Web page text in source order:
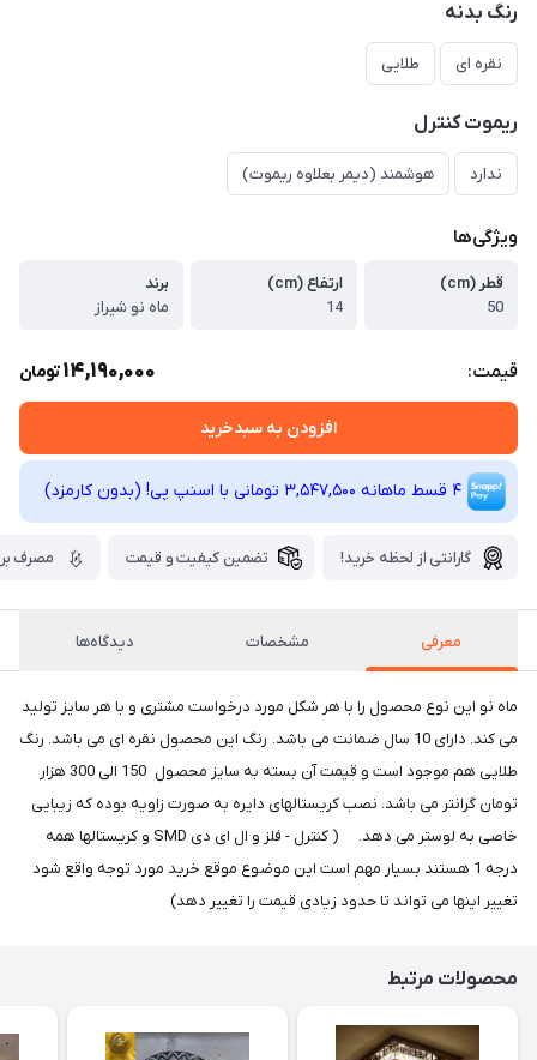
رنگ بدنه
نقره ای طلایی
ریموت کنترل
ندارد هوشمند (دیمر بعلاوه ریموت)
ویژگی‌ها
قطر (cm)
50
ارتفاع (cm)
14
برند
ماه نو شیراز
قیمت: 14,190,000تومان
افزودن به سبدخرید
4 قسط ماهانه 3,547,500 تومانی با اسنپ ‌پی! (بدون کارمزد)
گارانتی از لحظه خرید! تضمین کیفیت و قیمت مصرف
معرفی مشخصات دیدگاه‌ها
ماه نو این نوع محصول را با هر شکل مورد درخواست مشتری و با هر سایز تولید
می کند. دارای 10 سال ضمانت می باشد. رنگ این محصول نقره ای می باشد. رنگ
طلایی هم موجود است و قیمت آن بسته به سایز محصول 150 الی 300 هزار
تومان گرانتر می باشد. نصب کریستالهای دایره به صورت زاویه بوده که زیبایی
خاصی به لوستر می دهد. ( کنترل - فلز و ال ای دی SMD و کریستالها همه
درجه 1 هستند بسیار مهم است این موضوع موقع خرید مورد توجه واقع شود
تغییر اینها می تواند تا حدود زیادی قیمت را تغییر دهد)
محصولات مرتبط